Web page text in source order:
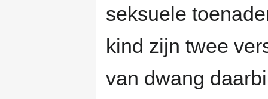
seksuele
kind zijn twee
van dwang